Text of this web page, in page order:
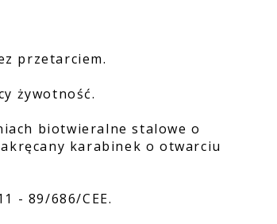
przetarciem.
żywotność.
biotwieralne stalowe o
karabinek o otwarciu
- 89/686/CEE.